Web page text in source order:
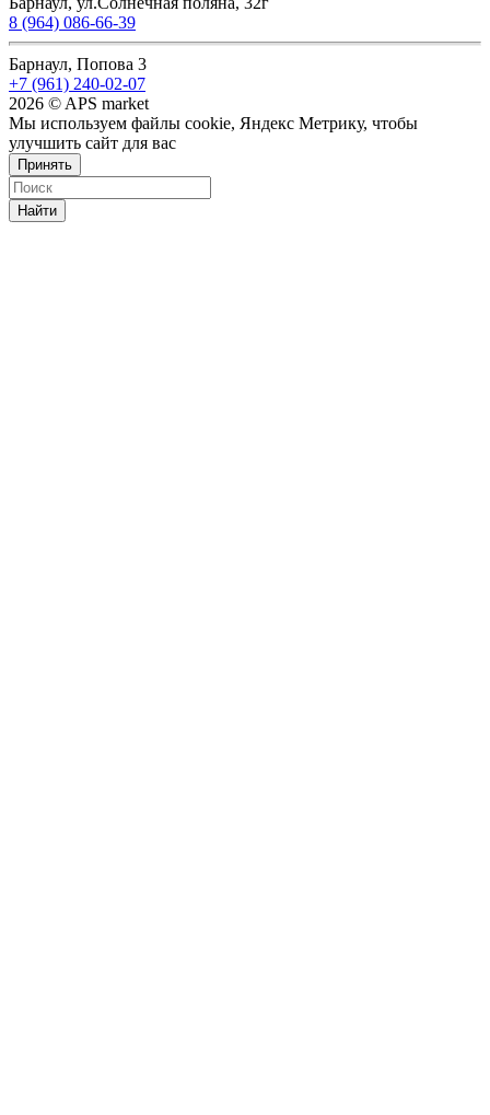
8 (964) 086-66-39
Барнаул, Попова 3
+7 (961) 240-02-07
2026 © APS market
Мы используем файлы cookie, Яндекс Метрику, чтобы
улучшить сайт для вас
Принять
Найти